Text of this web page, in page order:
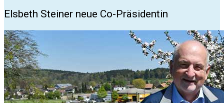
Elsbeth Steiner neue Co-Präsidentin